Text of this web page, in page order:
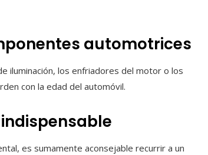
automotrices
iluminación, los enfriadores del motor o los
con la edad del automóvil.
es sumamente aconsejable recurrir a un